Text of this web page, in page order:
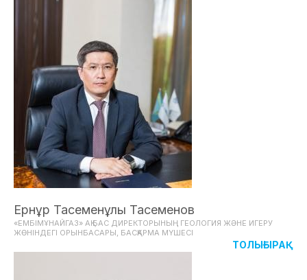
Ернұр Тасеменұлы Тасеменов
«ЕМБІМҰНАЙГАЗ» АҚ БАС ДИРЕКТОРЫНЫҢ ГЕОЛОГИЯ ЖӘНЕ ИГЕРУ
ЖӨНІНДЕГІ ОРЫНБАСАРЫ, БАСҚАРМА МҮШЕСІ
ТОЛЫҒЫРАҚ